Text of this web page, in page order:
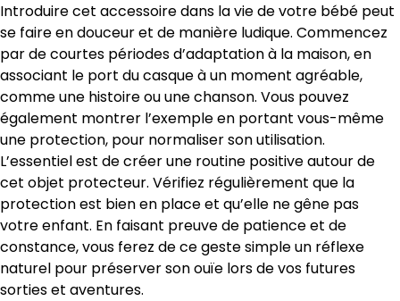
Introduire cet accessoire dans la vie de votre bébé peut
se faire en douceur et de manière ludique. Commencez
par de courtes périodes d’adaptation à la maison, en
associant le port du casque à un moment agréable,
comme une histoire ou une chanson. Vous pouvez
également montrer l’exemple en portant vous-même
une protection, pour normaliser son utilisation.
L’essentiel est de créer une routine positive autour de
cet objet protecteur. Vérifiez régulièrement que la
protection est bien en place et qu’elle ne gêne pas
votre enfant. En faisant preuve de patience et de
constance, vous ferez de ce geste simple un réflexe
naturel pour préserver son ouïe lors de vos futures
sorties et aventures.